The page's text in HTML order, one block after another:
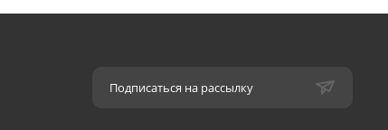
Подписаться на рассылку